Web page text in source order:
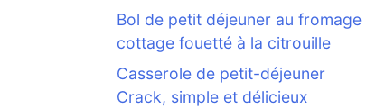
Bol de petit déjeuner au fromage
cottage fouetté à la citrouille
Casserole de petit-déjeuner
Crack, simple et délicieux